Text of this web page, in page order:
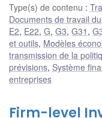
Type(s) de contenu :
Documents de travail
E2, E22, G, G3, G31 ,
et outils, Modèles
transmission de la
prévisions, Système
entreprises
Firm-level